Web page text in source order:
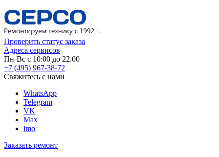
Проверить статус заказа
Адреса сервисов
Пн-Вс с 10:00 до 22.00
+7 (495) 967-38-72
Свяжитесь с нами
WhatsApp
Telegram
VK
Max
imo
Заказать ремонт